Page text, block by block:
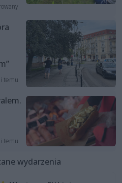
temu
temu
wydarzenia